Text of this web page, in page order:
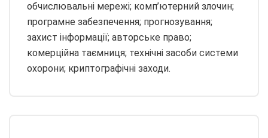
обчислювальні мережі; комп’ютерний злочин;
програмне забезпечення; прогнозування;
захист інформації; авторське право;
комерційна таємниця; технічні засоби системи
охорони; криптографічні заходи.